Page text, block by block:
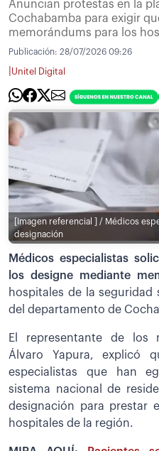
Anuncian protestas en la
Cochabamba para exigir
memorándums para los
Publicación: 28/07/2026 09:26
Unitel Digital
[Imagen referencial ] / Médicos
designación
Médicos especialistas
los designe mediante
hospitales de la
del departamento de
El representante de los
Álvaro Yapura, explicó
especialistas que han
sistema nacional de
designación para prestar
hospitales de la región.